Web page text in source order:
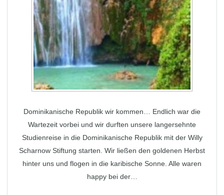
Dominikanische Republik wir kommen… Endlich war die
Wartezeit vorbei und wir durften unsere langersehnte
Studienreise in die Dominikanische Republik mit der Willy
Scharnow Stiftung starten. Wir ließen den goldenen Herbst
hinter uns und flogen in die karibische Sonne. Alle waren
happy bei der…